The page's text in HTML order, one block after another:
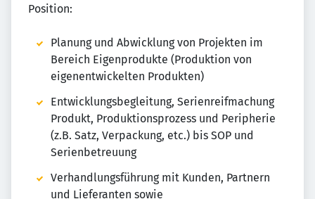
Position:
Planung und Abwicklung von Projekten im
Bereich Eigenprodukte (Produktion von
eigenentwickelten Produkten)
Entwicklungsbegleitung, Serienreifmachung
Produkt, Produktionsprozess und Peripherie
(z.B. Satz, Verpackung, etc.) bis SOP und
Serienbetreuung
Verhandlungsführung mit Kunden, Partnern
und Lieferanten sowie